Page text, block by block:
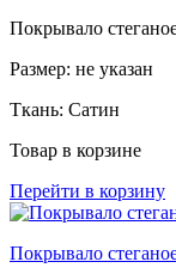
Покрывало
Размер: не указан
Ткань: Сатин
Товар в корзине
Перейти в корзину
Покрывало